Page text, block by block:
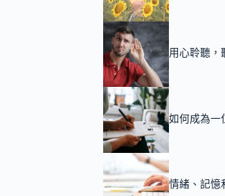
用心聆聽，
如何成為一
情緒、記憶